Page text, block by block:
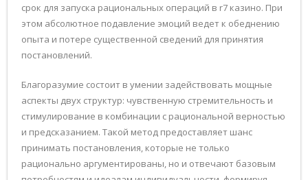
срок для запуска рациональных операций в r7 казино. При
этом абсолютное подавление эмоций ведет к обеднению
опыта и потере существенной сведений для принятия
постановлений.
Благоразумие состоит в умении задействовать мощные
аспекты двух структур: чувственную стремительность и
стимулирование в комбинации с рациональной верностью
и предсказанием. Такой метод предоставляет шанс
принимать постановления, которые не только
рационально аргументированы, но и отвечают базовым